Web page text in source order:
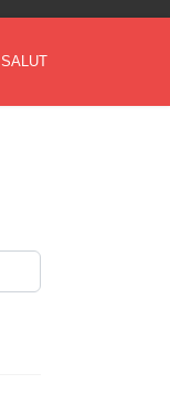
SALUT